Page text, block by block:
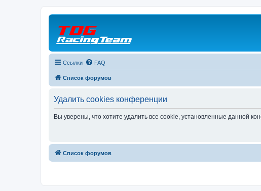
Ссылки FAQ
Список форумов
Удалить cookies конференции
Вы уверены, что хотите удалить все cookie, установленные данной
Список форумов